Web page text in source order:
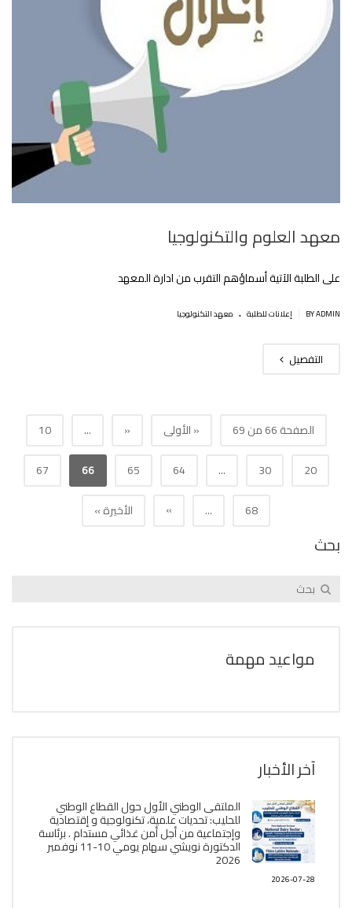
معهد العلوم والتكنولوجيا
على الطلبة الآتية أسماؤهم التقرب من ادارة المعهد
BY ADMIN إعلانات للطلبة . معهد التكنولوجيا
التفصيل
الصفحة 66 من 69 « الأولى «
...
10
20
30
...
64
65
66
67
68
...
» الأخيرة »
بحث
مواعيد مهمة
آخر الأخبار
الملتقى الوطني الأول حول القطاع الوطني
للحليب: تحديات علمية، تكنولوجية و إقتصادية
وإجتماعية من أجل أمن غذائي مستدام . برئاسة
الدكتورة نويشي سهام يومي 10-11 نوفمبر
2026
2026-07-28